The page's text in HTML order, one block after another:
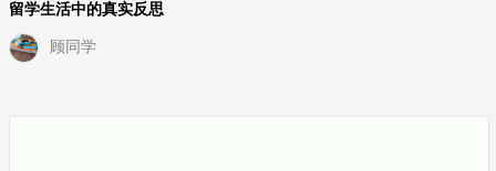
留学生活中的真实反思
顾同学